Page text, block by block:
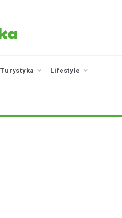
Turystyka Lifestyle